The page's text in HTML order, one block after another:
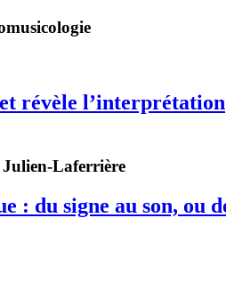
révèle l’interprétation
Julien-Laferrière
: du signe au son,